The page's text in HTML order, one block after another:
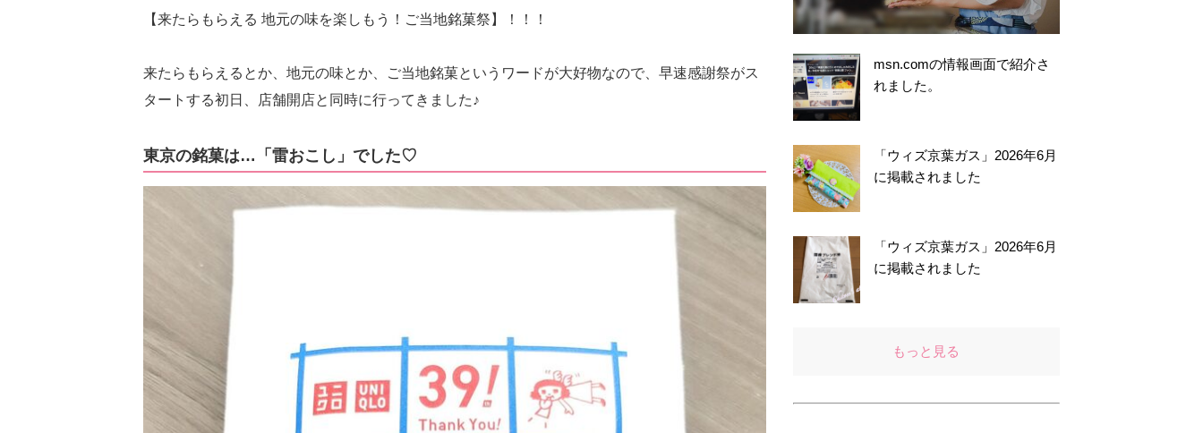
【来たらもらえる 地元の味を楽しもう！ご当地銘菓祭】！！！
来たらもらえるとか、地元の味とか、ご当地銘菓というワードが大好物なので、早速感謝祭がス
タートする初日、店舗開店と同時に行ってきました♪
東京の銘菓は…「雷おこし」でした♡
msn.comの情報画面で紹介さ
れました。
「ウィズ京葉ガス」2026年6月
に掲載されました
「ウィズ京葉ガス」2026年6月
に掲載されました
もっと見る